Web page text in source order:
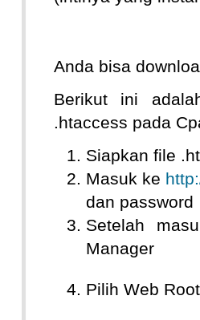
Anda bisa
Berikut ini
.htaccess pada
Siapkan file
Masuk ke
dan password
Setelah
Manager
Pilih Web